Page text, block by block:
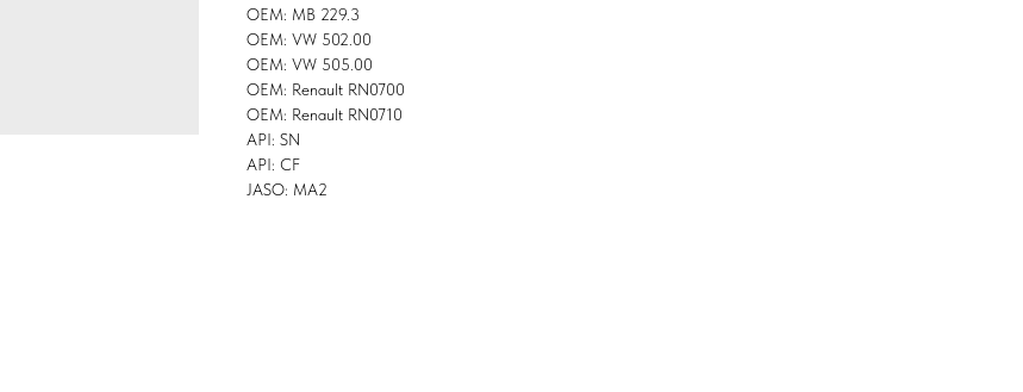
OEM: MB 229.3
OEM: VW 502.00
OEM: VW 505.00
OEM: Renault RN0700
OEM: Renault RN0710
API: SN
API: CF
JASO: MA2